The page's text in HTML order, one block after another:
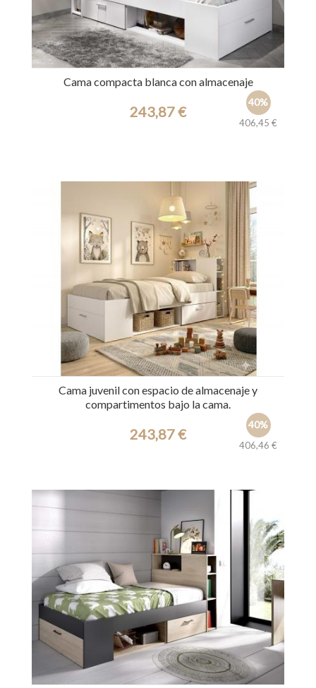
Cama compacta blanca con almacenaje
40%
406,45 €
243,87 €
Cama juvenil con espacio de almacenaje y
compartimentos bajo la cama.
40%
406,46 €
243,87 €